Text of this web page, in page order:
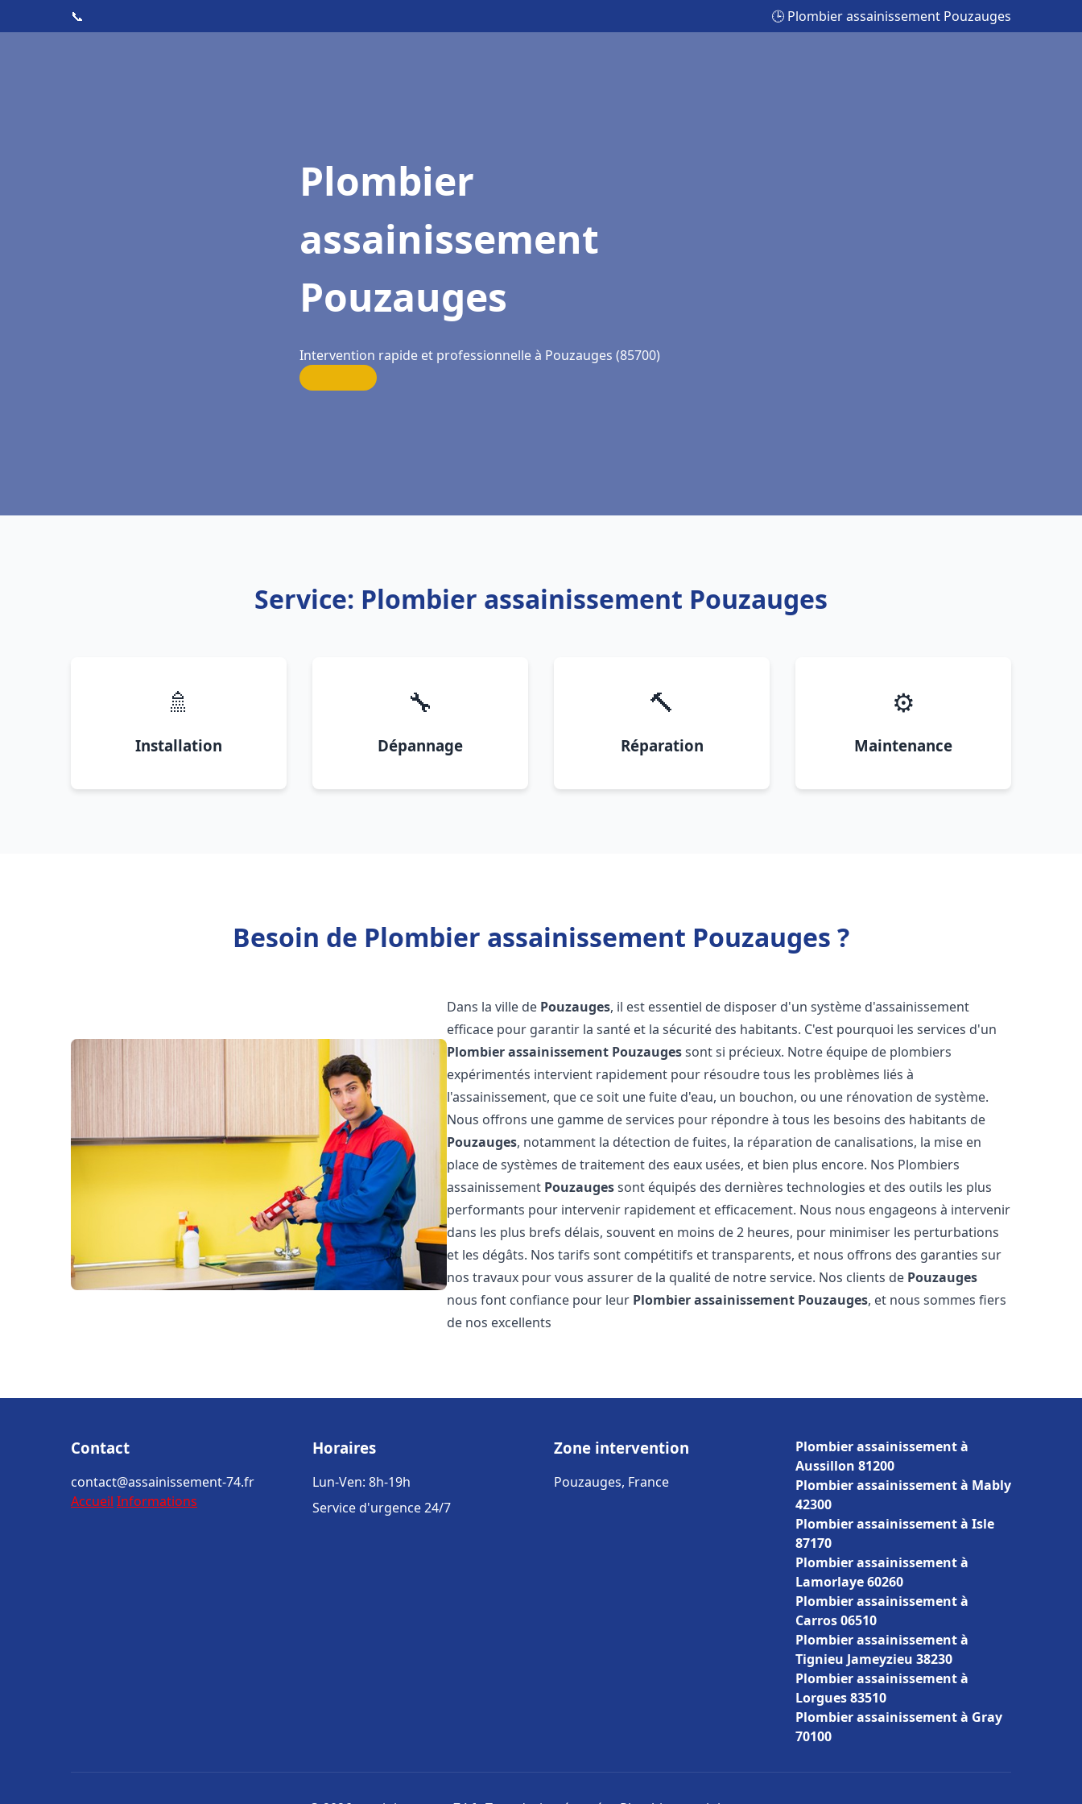
📞 🕒 Plombier assainissement Pouzauges
Plombier
assainissement
Pouzauges
Intervention rapide et professionnelle à Pouzauges (85700)
Service: Plombier assainissement Pouzauges
🚿
Installation
🔧
Dépannage
🔨
Réparation
⚙️
Maintenance
Besoin de Plombier assainissement Pouzauges ?
Dans la ville de Pouzauges, il est essentiel de disposer d'un système d'assainissement
efficace pour garantir la santé et la sécurité des habitants. C'est pourquoi les services d'un
Plombier assainissement Pouzaugessont si précieux. Notre équipe de plombiers
expérimentés intervient rapidement pour résoudre tous les problèmes liés à
l'assainissement, que ce soit une fuite d'eau, un bouchon, ou une rénovation de système.
Nous offrons une gamme de services pour répondre à tous les besoins des habitants de
Pouzauges, notamment la détection de fuites, la réparation de canalisations, la mise en
place de systèmes de traitement des eaux usées, et bien plus encore. Nos Plombiers
assainissement Pouzaugessont équipés des dernières technologies et des outils les plus
performants pour intervenir rapidement et efficacement. Nous nous engageons à intervenir
dans les plus brefs délais, souvent en moins de 2 heures, pour minimiser les perturbations
et les dégâts. Nos tarifs sont compétitifs et transparents, et nous offrons des garanties sur
nos travaux pour vous assurer de la qualité de notre service. Nos clients de Pouzauges
nous font confiance pour leur Plombier assainissement Pouzauges, et nous sommes fiers
de nos excellents
Contact
contact@assainissement-74.fr
Accueil Informations
Horaires
Lun-Ven: 8h-19h
Service d'urgence 24/7
Zone intervention
Pouzauges, France
Plombier assainissement à
Aussillon 81200
Plombier assainissement à Mably
42300
Plombier assainissement à Isle
87170
Plombier assainissement à
Lamorlaye 60260
Plombier assainissement à
Carros 06510
Plombier assainissement à
Tignieu Jameyzieu 38230
Plombier assainissement à
Lorgues 83510
Plombier assainissement à Gray
70100